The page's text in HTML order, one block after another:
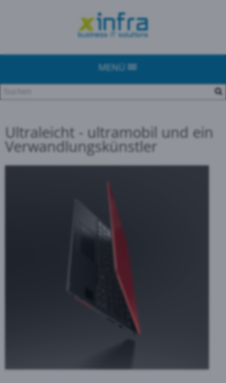
MENÜ
Ultraleicht - ultramobil und ein
Verwandlungskünstler